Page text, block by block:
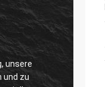
unsere
zu